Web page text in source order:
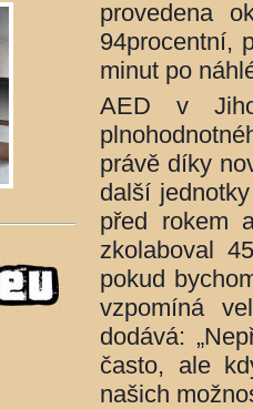
provedena
94procentní,
minut po
AED v
právě díky
další
před rokem
zkolaboval
pokud
vzpomíná
dodává:
často, ale
našich